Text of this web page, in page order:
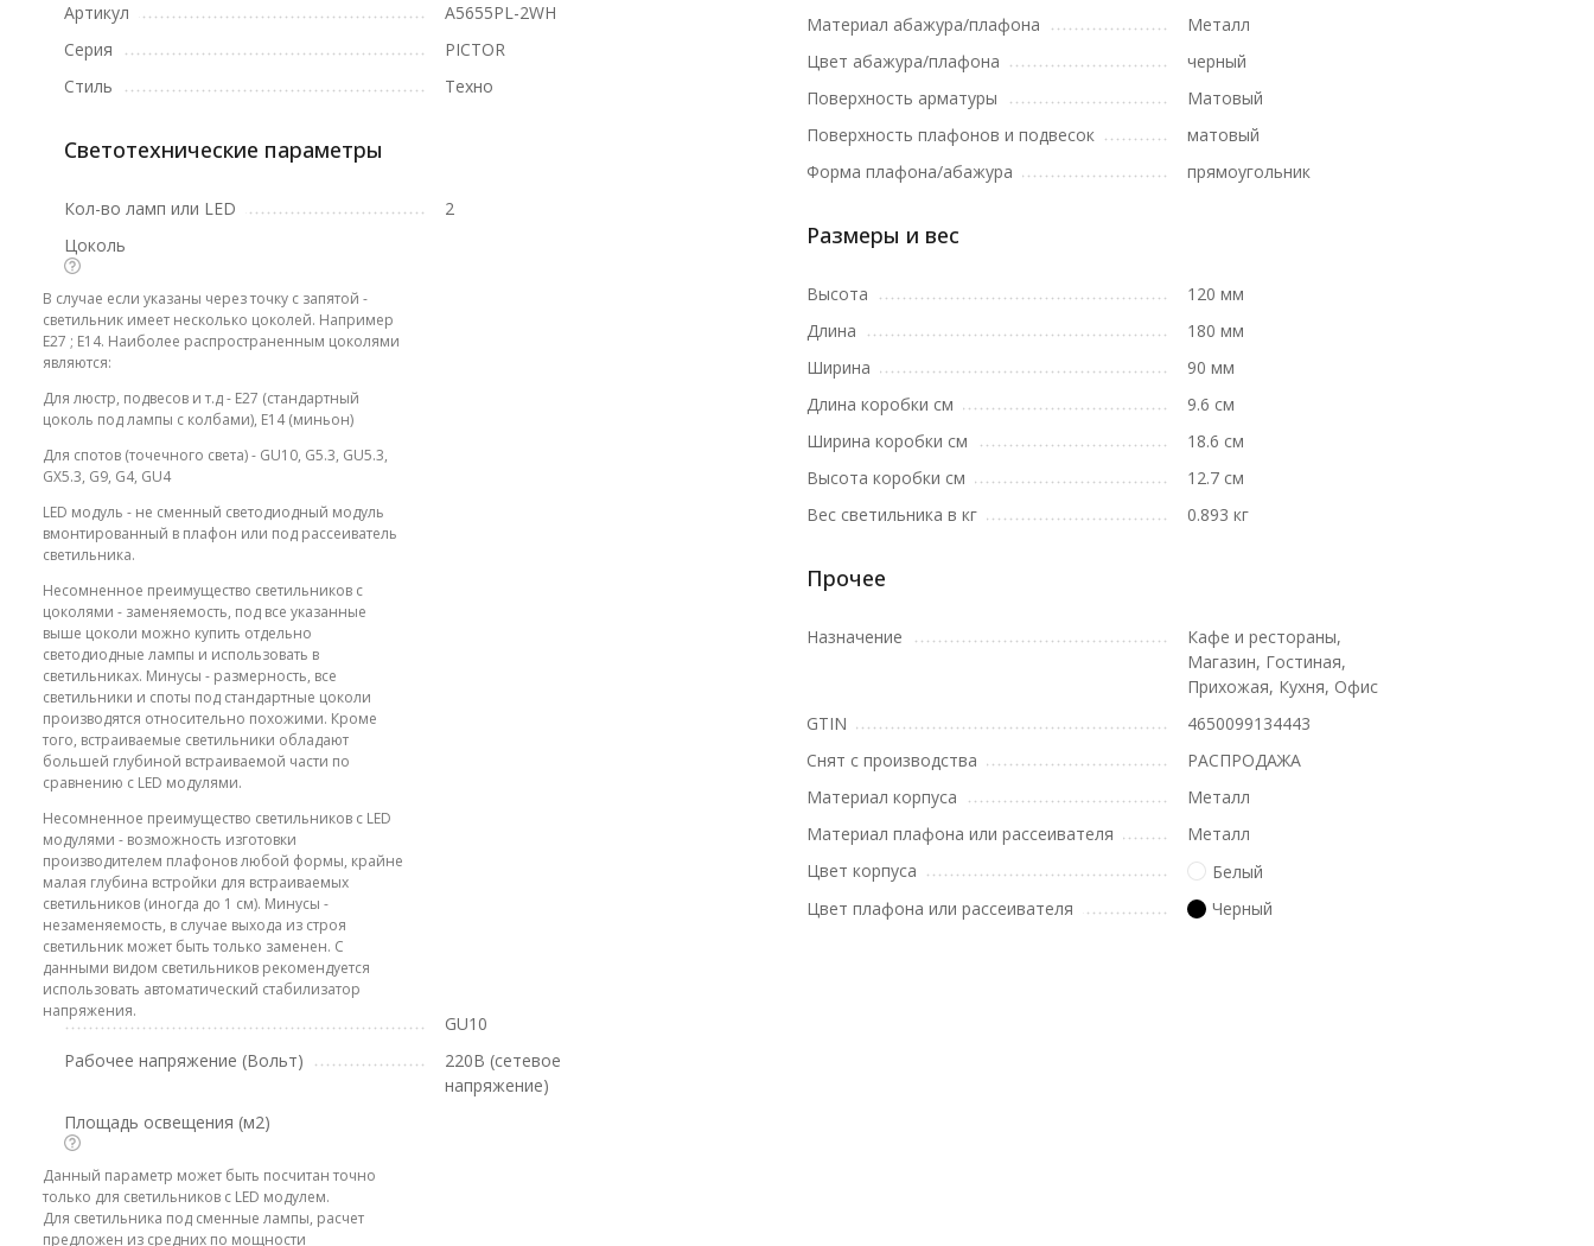
Артикул
A5655PL-2WH
Серия
PICTOR
Стиль
Техно
Светотехнические параметры
Кол-во ламп или LED
2
Цоколь
В случае если указаны через точку с запятой -
светильник имеет несколько цоколей. Например
E27 ; E14. Наиболее распространенным цоколями
являются:
Для люстр, подвесов и т.д - E27 (стандартный
цоколь под лампы с колбами), E14 (миньон)
Для спотов (точечного света) - GU10, G5.3, GU5.3,
GX5.3, G9, G4, GU4
LED модуль - не сменный светодиодный модуль
вмонтированный в плафон или под рассеиватель
светильника.
Несомненное преимущество светильников с
цоколями - заменяемость, под все указанные
выше цоколи можно купить отдельно
светодиодные лампы и использовать в
светильниках. Минусы - размерность, все
светильники и споты под стандартные цоколи
производятся относительно похожими. Кроме
того, встраиваемые светильники обладают
большей глубиной встраиваемой части по
сравнению с LED модулями.
Несомненное преимущество светильников с LED
модулями - возможность изготовки
производителем плафонов любой формы, крайне
малая глубина встройки для встраиваемых
светильников (иногда до 1 см). Минусы -
незаменяемость, в случае выхода из строя
светильник может быть только заменен. С
данными видом светильников рекомендуется
использовать автоматический стабилизатор
напряжения.
GU10
Рабочее напряжение (Вольт)
220В (сетевое
напряжение)
Площадь освещения (м2)
Данный параметр может быть посчитан точно
только для светильников с LED модулем.
Для светильника под сменные лампы, расчет
предложен из средних по мощности
Материал абажура/плафона
Металл
Цвет абажура/плафона
черный
Поверхность арматуры
Матовый
Поверхность плафонов и подвесок
матовый
Форма плафона/абажура
прямоугольник
Размеры и вес
Высота
120 мм
Длина
180 мм
Ширина
90 мм
Длина коробки см
9.6 см
Ширина коробки см
18.6 см
Высота коробки см
12.7 см
Вес светильника в кг
0.893 кг
Прочее
Назначение
Кафе и рестораны,
Магазин, Гостиная,
Прихожая, Кухня, Офис
GTIN
4650099134443
Снят с производства
РАСПРОДАЖА
Материал корпуса
Металл
Материал плафона или рассеивателя
Металл
Цвет корпуса
Белый
Цвет плафона или рассеивателя
Черный